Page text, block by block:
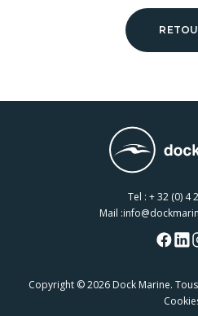
Tel : + 32 (0) 4
Mail :
Copyright© 2026 Dock Marine.